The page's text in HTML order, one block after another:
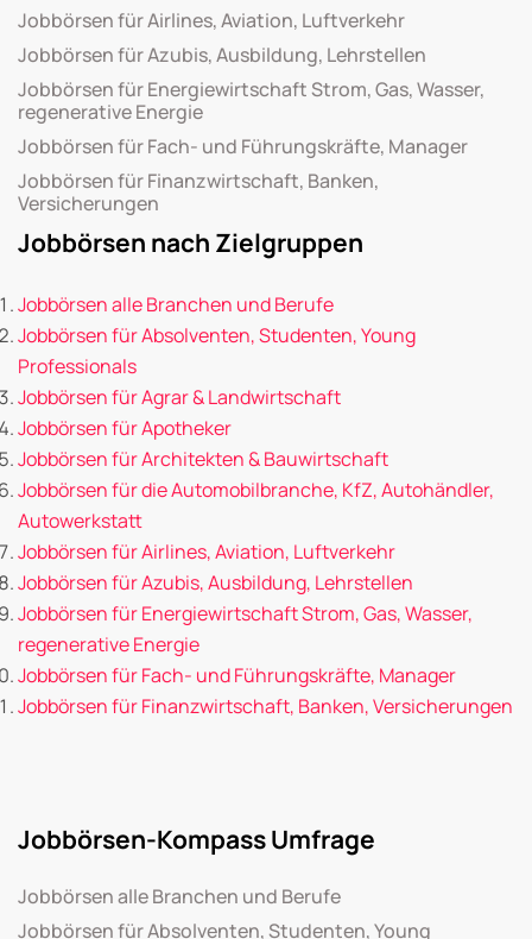
Jobbörsen für Airlines, Aviation, Luftverkehr
Jobbörsen für Azubis, Ausbildung, Lehrstellen
Jobbörsen für Energiewirtschaft Strom, Gas, Wasser,
regenerative Energie
Jobbörsen für Fach- und Führungskräfte, Manager
Jobbörsen für Finanzwirtschaft, Banken,
Versicherungen
Jobbörsen nach Zielgruppen
Jobbörsen alle Branchen und Berufe
Jobbörsen für Absolventen, Studenten, Young
Professionals
Jobbörsen für Agrar & Landwirtschaft
Jobbörsen für Apotheker
Jobbörsen für Architekten & Bauwirtschaft
Jobbörsen für die Automobilbranche, KfZ, Autohändler,
Autowerkstatt
Jobbörsen für Airlines, Aviation, Luftverkehr
Jobbörsen für Azubis, Ausbildung, Lehrstellen
Jobbörsen für Energiewirtschaft Strom, Gas, Wasser,
regenerative Energie
Jobbörsen für Fach- und Führungskräfte, Manager
Jobbörsen für Finanzwirtschaft, Banken, Versicherungen
Jobbörsen-Kompass Umfrage
Jobbörsen alle Branchen und Berufe
Jobbörsen für Absolventen, Studenten, Young